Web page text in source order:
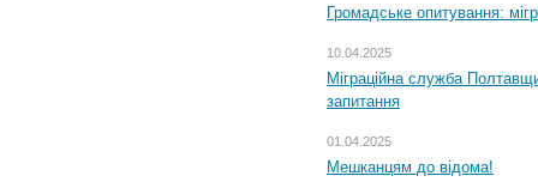
Громадське опитування:
10.04.2025
Міграційна служба
запитання
01.04.2025
Мешканцям до відома!